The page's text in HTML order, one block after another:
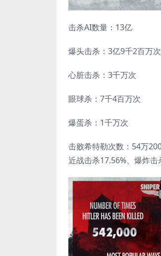
击杀AI数量：13亿
爆头击杀：3亿9千2百万次
心脏击杀：3千万次
眼球杀：7千4百万次
爆蛋杀：1千万次
击败希特勒次数：54万
近战击杀17.56%、爆炸击